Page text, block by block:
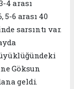
4 arası
5-6 arası 40
sarsıntı var.
Göksun
geldi.